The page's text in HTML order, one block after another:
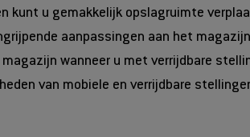
kunt u gemakkelijk opslagruimte
aanpassingen aan het
wanneer u met verrijdbare
van mobiele en verrijdbare